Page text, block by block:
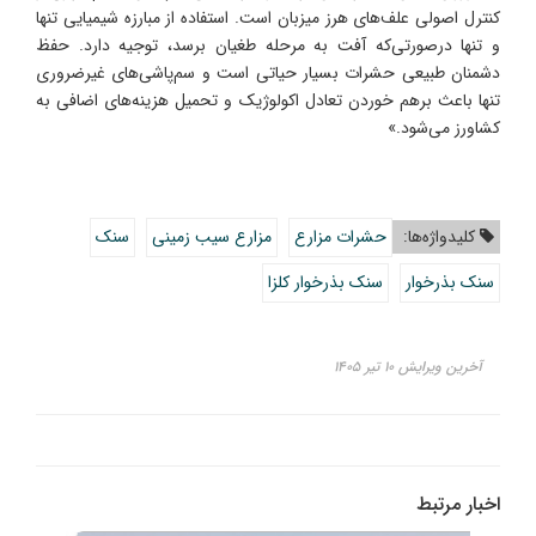
کنترل اصولی علف‌های هرز میزبان است. استفاده از مبارزه شیمیایی تنها
و تنها درصورتی‌که آفت به مرحله طغیان برسد، توجیه دارد. حفظ
دشمنان طبیعی حشرات بسیار حیاتی است و سم‌پاشی‌های غیرضروری
تنها باعث برهم خوردن تعادل اکولوژیک و تحمیل هزینه‌های اضافی به
کشاورز می‌شود.»
کلیدواژه‌ها: حشرات مزارع مزارع سیب زمینی
سنک
سنک بذرخوار
سنک بذرخوار کلزا
آخرین ویرایش ۱۰ تیر ۱۴۰۵
اخبار مرتبط